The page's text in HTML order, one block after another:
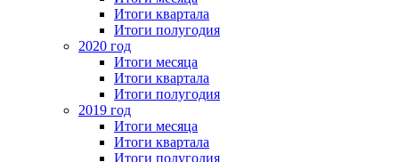
Итоги квартала
Итоги полугодия
2020 год
Итоги месяца
Итоги квартала
Итоги полугодия
2019 год
Итоги месяца
Итоги квартала
Итоги полугодия